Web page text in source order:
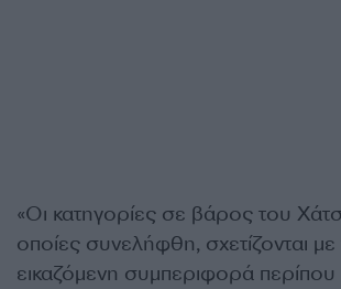
«Οι κατηγορίες σε βάρος του
οποίες συνελήφθη, σχετίζονται με
εικαζόμενη συμπεριφορά